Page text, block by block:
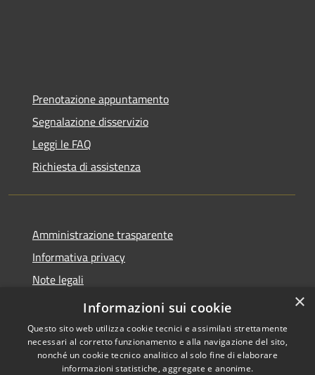
Prenotazione appuntamento
Segnalazione disservizio
Leggi le FAQ
Richiesta di assistenza
Amministrazione trasparente
Informativa privacy
Note legali
Dichiarazione di accessibilità
×
Informazioni sui cookie
Questo sito web utilizza cookie tecnici e assimilati strettamente
necessari al corretto funzionamento e alla navigazione del sito,
nonché un cookie tecnico analitico al solo fine di elaborare
informazioni statistiche, aggregate e anonime.